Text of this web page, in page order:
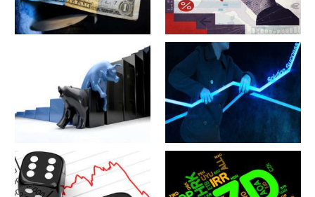
军工股[隆盛科技](300680)的公
军工股[钢研高纳](300034)的公
司详细资料
军工股[--](002335)的公司详细
资料
军工股[华自科技](300490)的公
司详细资料